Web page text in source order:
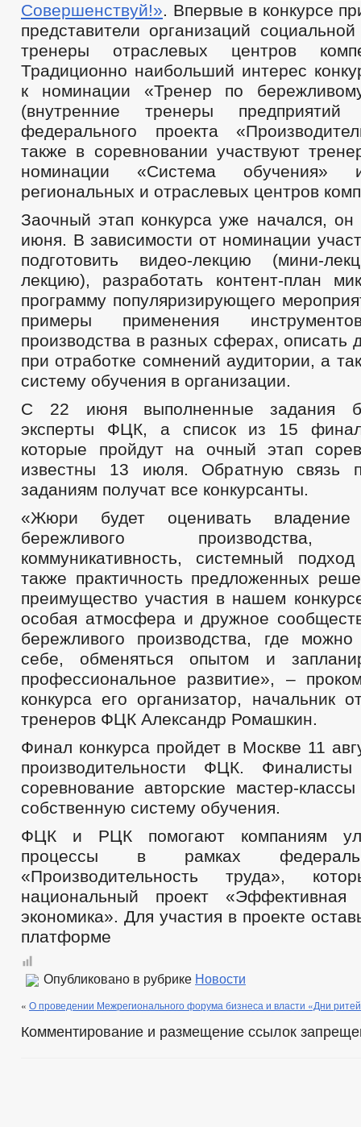
Совершенствуй!». Впервые в конкурсе
представители организаций
тренеры отраслевых центров
Традиционно наибольший интерес
к номинации «Тренер по
(внутренние тренеры
федерального проекта
также в соревновании участвуют
номинации «Система обучения»
региональных и отраслевых центров
Заочный этап конкурса уже начался,
июня. В зависимости от номинации
подготовить видео-лекцию (мини-
лекцию), разработать контент-план
программу популяризирующего
примеры применения
производства в разных сферах, описать
при отработке сомнений аудитории, а
систему обучения в организации.
С 22 июня выполненные задания
эксперты ФЦК, а список из 15
которые пройдут на очный этап
известны 13 июля. Обратную связь
заданиям получат все конкурсанты.
«Жюри будет оценивать владение
бережливого производства,
коммуникативность, системный
также практичность предложенных
преимущество участия в нашем
особая атмосфера и дружное
бережливого производства, где
себе, обменяться опытом и
профессиональное развитие», –
конкурса его организатор, начальник
тренеров ФЦК Александр Ромашкин.
Финал конкурса пройдет в Москве 11
производительности ФЦК.
соревнование авторские мастер-
собственную систему обучения.
ФЦК и РЦК помогают компаниям
процессы в рамках
«Производительность труда»,
национальный проект «Эффективная
экономика». Для участия в проекте
платформе
Опубликовано в рубрике Новости
« О проведении Межрегионального форума бизнеса и власти «Дни
Комментирование и размещение ссылок